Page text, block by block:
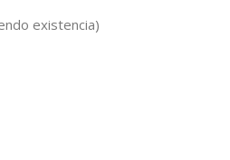
existencia)